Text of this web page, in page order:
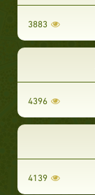
3883
4396
4139